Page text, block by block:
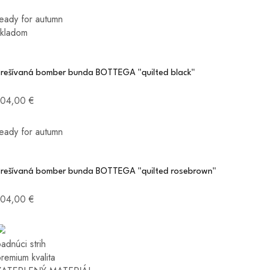
for autumn
bomber bunda BOTTEGA "quilted black"
€
for autumn
bomber bunda BOTTEGA "quilted rosebrown"
€
strih
kvalita